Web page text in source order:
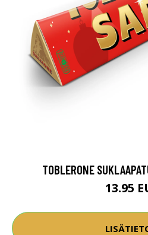
TOBLERONE
13.95